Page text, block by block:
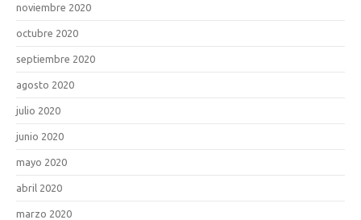
noviembre 2020
octubre 2020
septiembre 2020
agosto 2020
julio 2020
junio 2020
mayo 2020
abril 2020
marzo 2020